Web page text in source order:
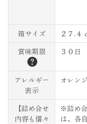
箱サイズ
２７.
賞味期限
？
３０日
アレルギー
表示
オレンジ
【詰め合せ
内容も個々
※詰め
は、各